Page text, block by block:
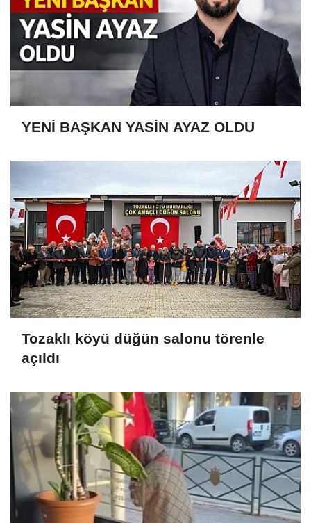
YENİ BAŞKAN YASİN AYAZ OLDU
Tozaklı köyü düğün salonu törenle
açıldı